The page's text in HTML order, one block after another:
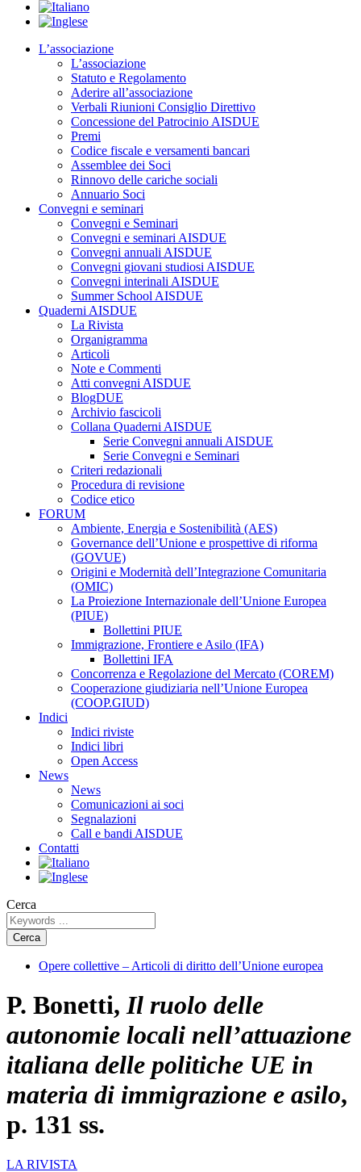
L’associazione
L’associazione
Statuto e Regolamento
Aderire all’associazione
Verbali Riunioni Consiglio Direttivo
Concessione del Patrocinio AISDUE
Premi
Codice fiscale e versamenti bancari
Assemblee dei Soci
Rinnovo delle cariche sociali
Annuario Soci
Convegni e seminari
Convegni e Seminari
Convegni e seminari AISDUE
Convegni annuali AISDUE
Convegni giovani studiosi AISDUE
Convegni interinali AISDUE
Summer School AISDUE
Quaderni AISDUE
La Rivista
Organigramma
Articoli
Note e Commenti
Atti convegni AISDUE
BlogDUE
Archivio fascicoli
Collana Quaderni AISDUE
Serie Convegni annuali AISDUE
Serie Convegni e Seminari
Criteri redazionali
Procedura di revisione
Codice etico
FORUM
Ambiente, Energia e Sostenibilità (AES)
Governance dell’Unione e prospettive di riforma
(GOVUE)
Origini e Modernità dell’Integrazione Comunitaria
(OMIC)
La Proiezione Internazionale dell’Unione Europea
(PIUE)
Bollettini PIUE
Immigrazione, Frontiere e Asilo (IFA)
Bollettini IFA
Concorrenza e Regolazione del Mercato (COREM)
Cooperazione giudiziaria nell’Unione Europea
(COOP.GIUD)
Indici
Indici riviste
Indici libri
Open Access
News
News
Comunicazioni ai soci
Segnalazioni
Call e bandi AISDUE
Contatti
Cerca
Cerca
Opere collettive – Articoli di diritto dell’Unione europea
P. Bonetti,Il ruolo delle
autonomie locali nell’attuazione
italiana delle politiche UE in
materia di immigrazione e asilo,
p. 131 ss.
LA RIVISTA